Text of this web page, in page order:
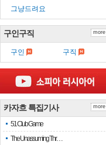
그냥드려요
구인구직
구인 구직
more
카자흐 특집기사
51 Club Game
The Unassuming Thr…
more